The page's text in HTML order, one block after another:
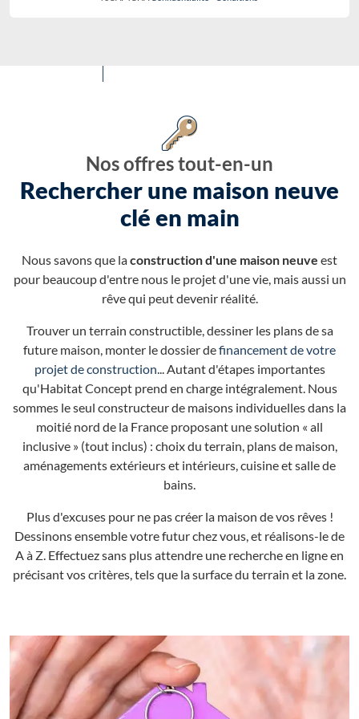
Nos offres tout-en-un
Rechercher une maison neuve
clé en main
Nous savons que laconstruction d'une maison neuve est
pour beaucoup d'entre nous le projet d'une vie, mais aussi un
rêve qui peut devenir réalité.
Trouver un terrain constructible, dessiner les plans de sa
future maison, monter le dossier definancement de votre
projet de construction... Autant d'étapes importantes
qu'Habitat Concept prend en charge intégralement. Nous
sommes le seul constructeur de maisons individuelles dans la
moitié nord de la France proposant une solution « all
inclusive » (tout inclus) : choix du terrain, plans de maison,
aménagements extérieurs et intérieurs, cuisine et salle de
bains.
Plus d'excuses pour ne pas créer la maison de vos rêves !
Dessinons ensemble votre futur chez vous, et réalisons-le de
A à Z. Effectuez sans plus attendre une recherche en ligne en
précisant vos critères, tels que la surface du terrain et la zone.